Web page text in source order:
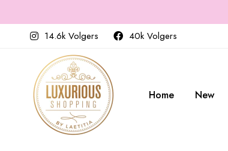
14.6k Volgers
40k Volgers
Home New